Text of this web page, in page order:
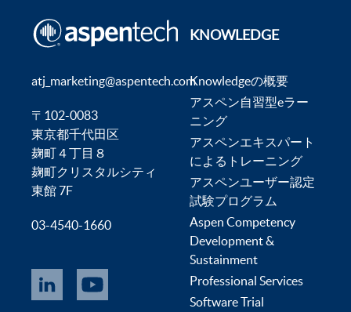
atj_marketing@aspentech.com
〒102-0083
東京都千代田区
麹町４丁目８
麹町クリスタルシティ
東館 7F
03-4540-1660
KNOWLEDGE
Knowledgeの概要
アスペン自習型eラー
ニング
アスペンエキスパート
によるトレーニング
アスペンユーザー認定
試験プログラム
Aspen Competency
Development &
Sustainment
Professional Services
Software Trial